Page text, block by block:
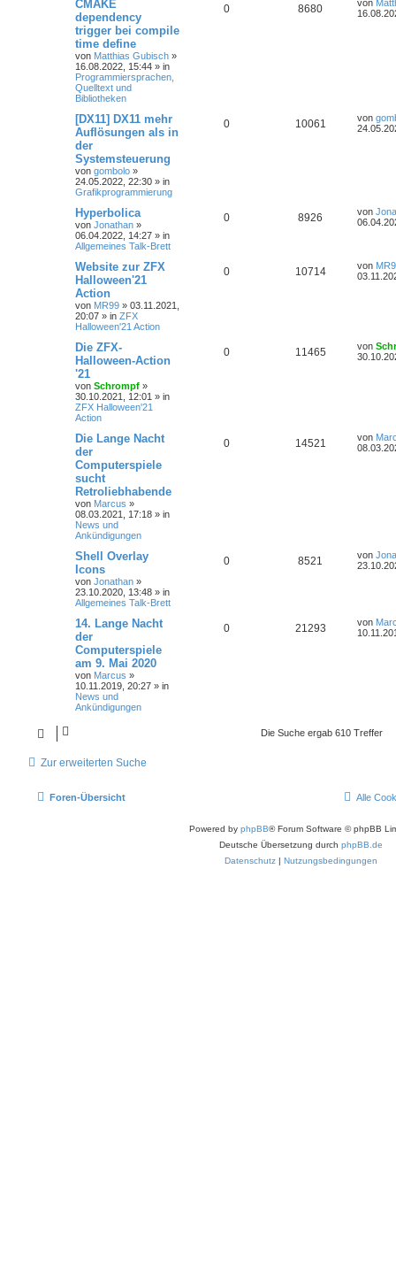
CMAKE
dependency
trigger bei compile
time define
von Matthias Gubisch »
16.08.2022, 15:44 » in
Programmiersprachen,
Quelltext und
Bibliotheken
0 8680 von
[DX11] DX11 mehr
Auflösungen als in
der
Systemsteuerung
von gombolo »
24.05.2022, 22:30 » in
Grafikprogrammierung
0 10061 von
Hyperbolica
von Jonathan »
06.04.2022, 14:27 » in
Allgemeines Talk-Brett
0 8926 von
Website zur ZFX
Halloween'21
Action
von MR99 » 03.11.2021,
20:07 » in ZFX
Halloween'21 Action
0 10714 von
Die ZFX-
Halloween-Action
'21
von Schrompf »
30.10.2021, 12:01 » in
ZFX Halloween'21
Action
0 11465 von
Die Lange Nacht
der
Computerspiele
sucht
Retroliebhabende
von Marcus »
08.03.2021, 17:18 » in
News und
Ankündigungen
0 14521 von
Shell Overlay
Icons
von Jonathan »
23.10.2020, 13:48 » in
Allgemeines Talk-Brett
0 8521 von
14. Lange Nacht
der
Computerspiele
am 9. Mai 2020
von Marcus »
10.11.2019, 20:27 » in
News und
Ankündigungen
0 21293 von
Die Suche ergab 610 Treffer
Zur erweiterten Suche
Foren-Übersicht Alle
Powered by phpBB® Forum Software © phpBB
Deutsche Übersetzung durch phpBB.de
Datenschutz | Nutzungsbedingungen